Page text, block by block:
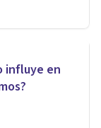
influye en